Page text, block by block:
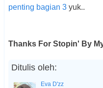
penting bagian 3 yuk..
Thanks For Stopin' By
Ditulis oleh:
Eva D'zz